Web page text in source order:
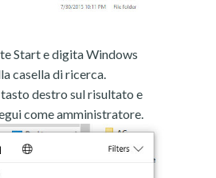
Start e digita Windows
casella di ricerca.
destro sul risultato e
come amministratore.